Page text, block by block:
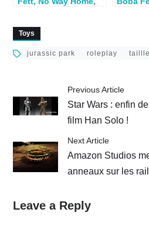
Batmobeast
Toys
jurassic park roleplay
Previous Article
Star Wars : enfin
film Han Solo !
Next Article
Amazon Studios
anneaux sur les
Leave a Reply